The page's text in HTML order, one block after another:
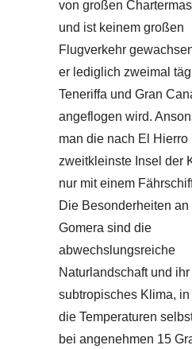
von großen
und ist keinem großen
Flugverkehr
er lediglich zweimal
Teneriffa und Gran
angeflogen wird.
man die nach El Hierro
zweitkleinste Insel der
nur mit einem
Die Besonderheiten an
Gomera sind die
abwechslungsreiche
Naturlandschaft und ihr
subtropisches Klima,
die Temperaturen
bei angenehmen 15